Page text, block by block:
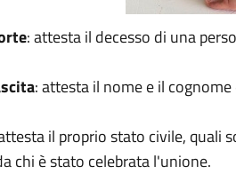
: attesta il decesso di una
: attesta il nome e il
il proprio stato civile, quali
chi è stato celebrata l'unione.